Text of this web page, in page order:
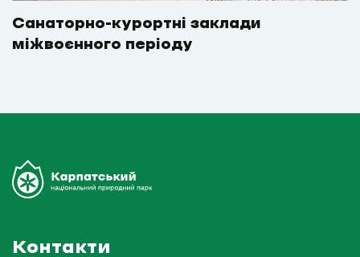
Санаторно-курортні заклади
міжвоєнного періоду
Контакти